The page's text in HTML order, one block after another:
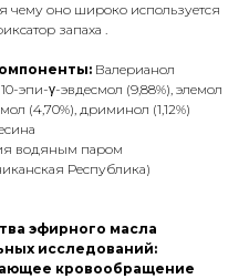
чему оно широко используется
запаха .
Валерианол
эпи-γ-эвдесмол (9,88%), элемол
(4,70%), дриминол (1,12%)
водяным паром
Республика)
эфирного масла
исследований:
кровообращение